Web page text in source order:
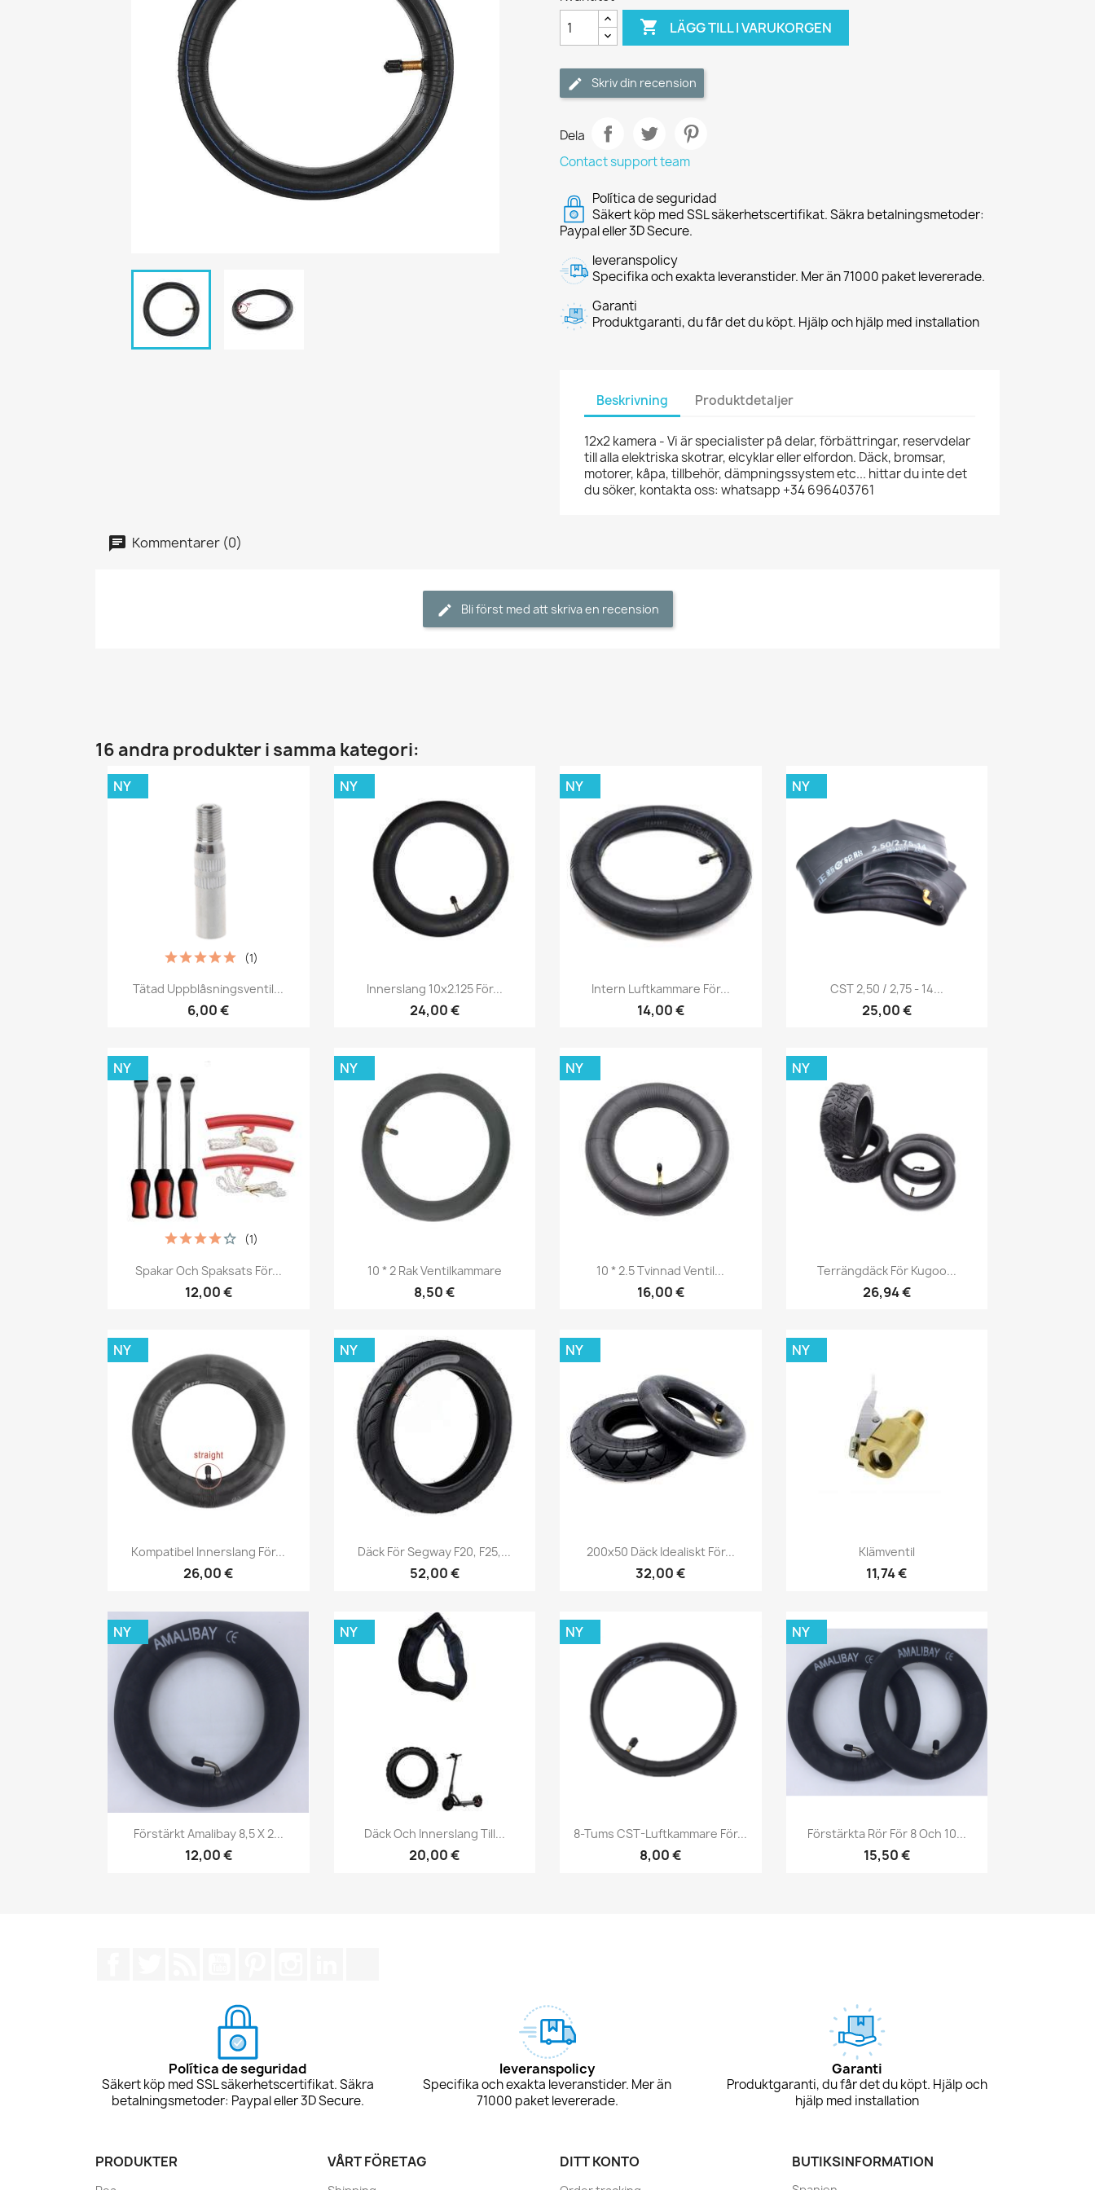
 LÄGG TILL I VARUKORGEN
Skriv din recension
Dela
Contact support team
Política de seguridad
Säkert köp med SSL säkerhetscertifikat. Säkra betalningsmetoder:
Paypal eller 3D Secure.
leveranspolicy
Specifika och exakta leveranstider. Mer än 71000 paket levererade.
Garanti
Produktgaranti, du får det du köpt. Hjälp och hjälp med installation
Beskrivning Produktdetaljer
12x2 kamera - Vi är specialister på delar, förbättringar, reservdelar
till alla elektriska skotrar, elcyklar eller elfordon. Däck, bromsar,
motorer, kåpa, tillbehör, dämpningssystem etc... hittar du inte det
du söker, kontakta oss: whatsapp +34 696403761
Kommentarer (0)
Bli först med att skriva en recension
16 andra produkter i samma kategori:
Snabbvy
Tätad Uppblåsningsventil...
6,00 €
(1)
NY
Snabbvy
Innerslang 10x2.125 För...
24,00 €
NY
Snabbvy
Intern Luftkammare För...
14,00 €
NY
Snabbvy
CST 2,50 / 2,75 - 14...
25,00 €
NY
Snabbvy
Spakar Och Spaksats För...
12,00 €
(1)
NY
Snabbvy
10 * 2 Rak Ventilkammare
8,50 €
NY
Snabbvy
10 * 2.5 Tvinnad Ventil...
16,00 €
NY
Snabbvy
Terrängdäck För Kugoo...
26,94 €
NY
Snabbvy
Kompatibel Innerslang För...
26,00 €
NY
Snabbvy
Däck För Segway F20, F25,...
52,00 €
NY
Snabbvy
200x50 Däck Idealiskt För...
32,00 €
NY
Snabbvy
Klämventil
11,74 €
NY
Snabbvy
Förstärkt Amalibay 8,5 X 2...
12,00 €
NY
 Snabbvy
Däck Och Innerslang Till...
20,00 €
NY
Snabbvy
8-Tums CST-Luftkammare För...
8,00 €
NY
Snabbvy
Förstärkta Rör För 8 Och 10...
15,50 €
NY
Política de seguridad
Säkert köp med SSL säkerhetscertifikat. Säkra
betalningsmetoder: Paypal eller 3D Secure.
leveranspolicy
Specifika och exakta leveranstider. Mer än
71000 paket levererade.
Garanti
Produktgaranti, du får det du köpt. Hjälp och
hjälp med installation
PRODUKTER VÅRT FÖRETAG DITT KONTO BUTIKSINFORMATION